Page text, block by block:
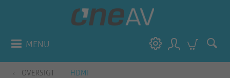
MENU
OVERSIGT HDMI